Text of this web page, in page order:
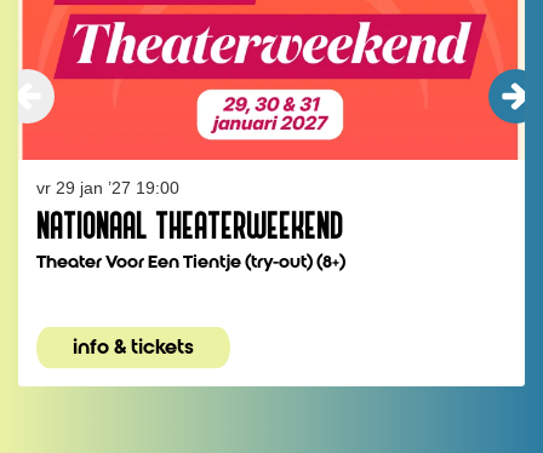
NATIONAAL THEATERWEEKEND
Theater Voor Een Tientje (try-out) (8+)
vr 29 jan ’27 19:00
info & tickets